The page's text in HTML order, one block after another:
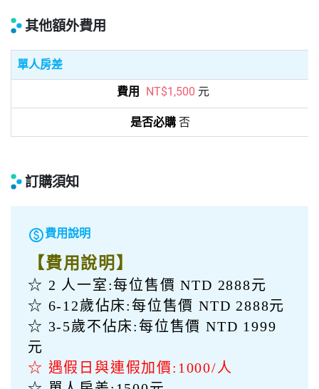
2026/08/21(五) 巴士
台北 east 南投 07:30 horizontal_rule 18:00
2026/08/22(六) 巴士
其他額外費用
單人房差
NT$1,500 元
否
訂購須知